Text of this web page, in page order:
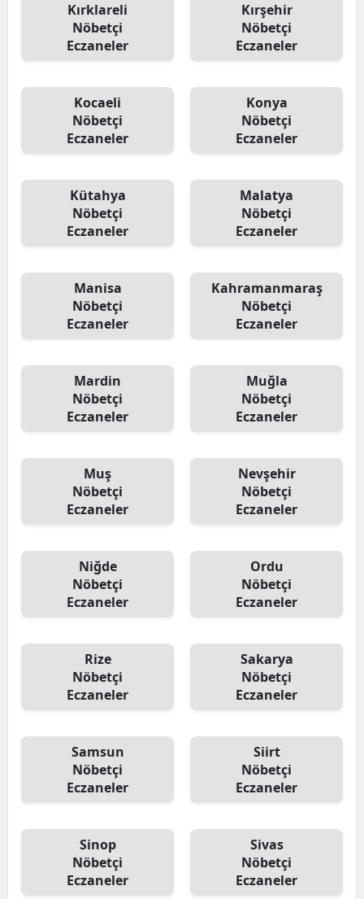
Kırklareli
Nöbetçi
Eczaneler
Kırşehir
Nöbetçi
Eczaneler
Kocaeli
Nöbetçi
Eczaneler
Konya
Nöbetçi
Eczaneler
Kütahya
Nöbetçi
Eczaneler
Malatya
Nöbetçi
Eczaneler
Manisa
Nöbetçi
Eczaneler
Kahramanmaraş
Nöbetçi
Eczaneler
Mardin
Nöbetçi
Eczaneler
Muğla
Nöbetçi
Eczaneler
Muş
Nöbetçi
Eczaneler
Nevşehir
Nöbetçi
Eczaneler
Niğde
Nöbetçi
Eczaneler
Ordu
Nöbetçi
Eczaneler
Rize
Nöbetçi
Eczaneler
Sakarya
Nöbetçi
Eczaneler
Samsun
Nöbetçi
Eczaneler
Siirt
Nöbetçi
Eczaneler
Sinop
Nöbetçi
Eczaneler
Sivas
Nöbetçi
Eczaneler